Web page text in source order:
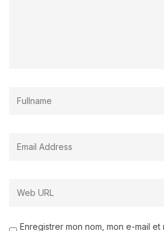
Enregistrer mon nom, mon e-mail et